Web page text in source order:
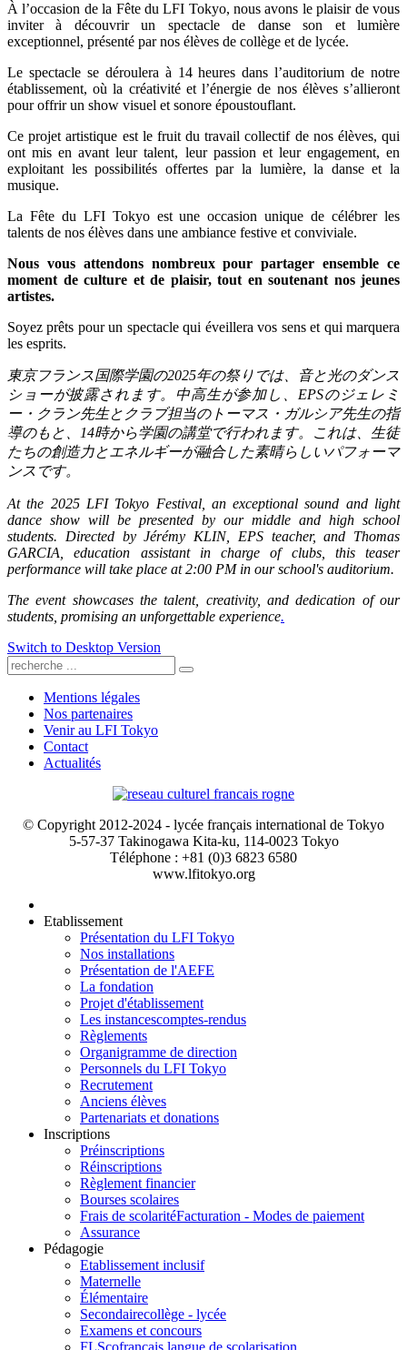
À l’occasion de la Fête du LFI Tokyo, nous avons le plaisir de vous
inviter à découvrir un spectacle de danse son et lumière
exceptionnel, présenté par nos élèves de collège et de lycée.
Le spectacle se déroulera à 14 heures dans l’auditorium de notre
établissement, où la créativité et l’énergie de nos élèves s’allieront
pour offrir un show visuel et sonore époustouflant.
Ce projet artistique est le fruit du travail collectif de nos élèves, qui
ont mis en avant leur talent, leur passion et leur engagement, en
exploitant les possibilités offertes par la lumière, la danse et la
musique.
La Fête du LFI Tokyo est une occasion unique de célébrer les
talents de nos élèves dans une ambiance festive et conviviale.
Nous vous attendons nombreux pour partager ensemble ce
moment de culture et de plaisir, tout en soutenant nos jeunes
artistes.
Soyez prêts pour un spectacle qui éveillera vos sens et qui marquera
les esprits.
東京フランス国際学園の2025年の祭りでは、音と光のダンス
ショーが披露されます。中高生が参加し、 EPSのジェレミ
ー・クラン先生とクラブ担当のトーマス・ガルシア先生の指
導のもと、
14時から学園の講堂で行われます。これは、生徒
たちの創造力とエネルギーが融合した素晴らしいパフォーマ
ンスです。
At the 2025 LFI Tokyo Festival, an exceptional sound and light
dance show will be presented by our middle and high school
students. Directed by Jérémy KLIN, EPS teacher, and Thomas
GARCIA, education assistant in charge of clubs, this teaser
performance will take place at 2:00 PM in our school's auditorium.
The event showcases the talent, creativity, and dedication of our
students, promising an unforgettable experience.
Switch to Desktop Version
Mentions légales
Nos partenaires
Venir au LFI Tokyo
Contact
Actualités
© Copyright 2012-2024 - lycée français international de Tokyo
5-57-37 Takinogawa Kita-ku, 114-0023 Tokyo
Téléphone : +81 (0)3 6823 6580
www.lfitokyo.org
Etablissement
Présentation du LFI Tokyo
Nos installations
Présentation de l'AEFE
La fondation
Projet d'établissement
Les instancescomptes-rendus
Règlements
Organigramme de direction
Personnels du LFI Tokyo
Recrutement
Anciens élèves
Partenariats et donations
Inscriptions
Préinscriptions
Réinscriptions
Règlement financier
Bourses scolaires
Frais de scolaritéFacturation - Modes de paiement
Assurance
Pédagogie
Etablissement inclusif
Maternelle
Élémentaire
Secondairecollège - lycée
Examens et concours
FLScofrançais langue de scolarisation